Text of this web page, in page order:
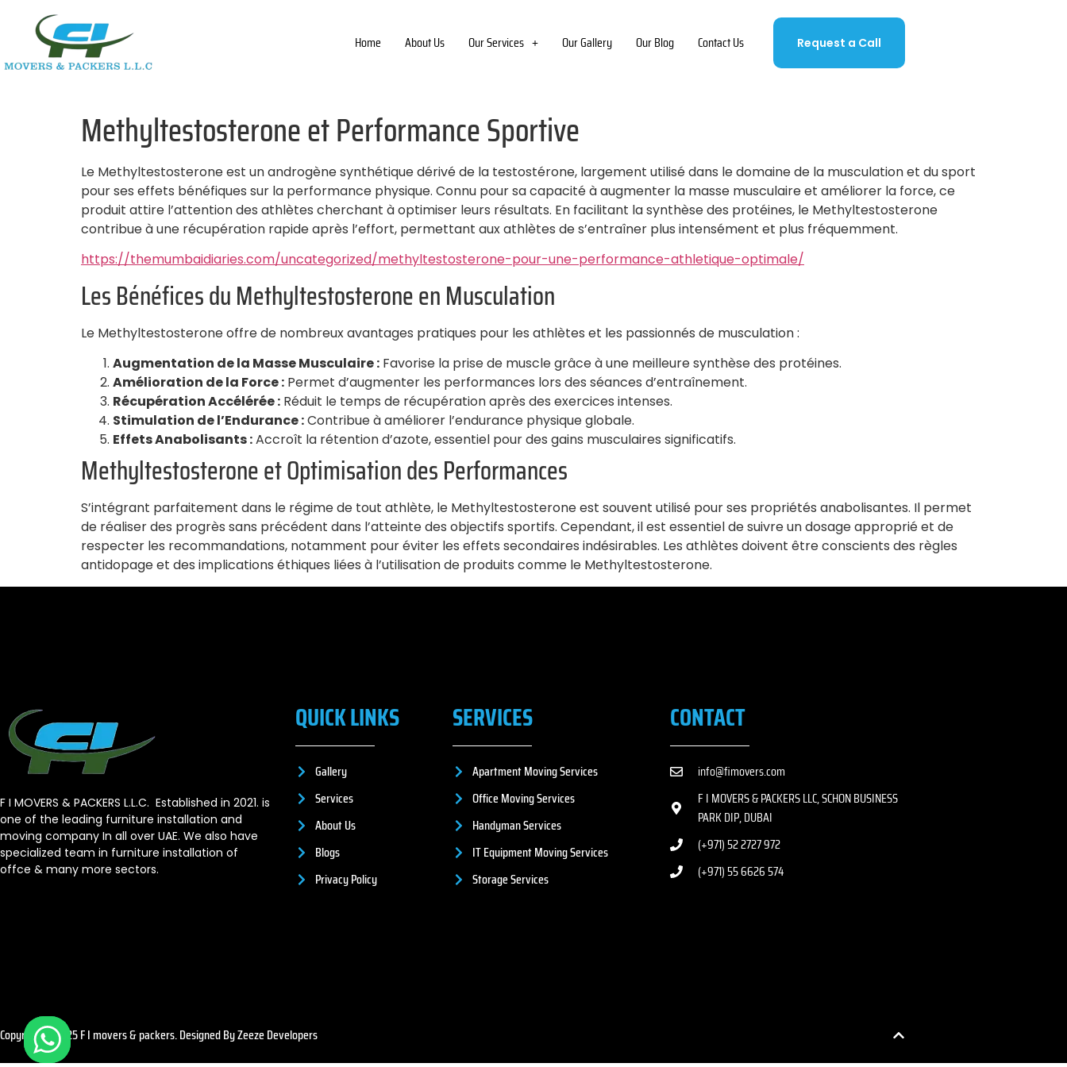
Home About Us Our Services Our Gallery Our Blog Contact Us Request a Call
Methyltestosterone et Performance Sportive
Le Methyltestosterone est un androgène synthétique dérivé de la testostérone, largement utilisé dans le domaine de la musculation et du sport
pour ses effets bénéfiques sur la performance physique. Connu pour sa capacité à augmenter la masse musculaire et améliorer la force, ce
produit attire l’attention des athlètes cherchant à optimiser leurs résultats. En facilitant la synthèse des protéines, le Methyltestosterone
contribue à une récupération rapide après l’effort, permettant aux athlètes de s’entraîner plus intensément et plus fréquemment.
https://themumbaidiaries.com/uncategorized/methyltestosterone-pour-une-performance-athletique-optimale/
Les Bénéfices du Methyltestosterone en Musculation
Le Methyltestosterone offre de nombreux avantages pratiques pour les athlètes et les passionnés de musculation :
Augmentation de la Masse Musculaire : Favorise la prise de muscle grâce à une meilleure synthèse des protéines.
Amélioration de la Force : Permet d’augmenter les performances lors des séances d’entraînement.
Récupération Accélérée : Réduit le temps de récupération après des exercices intenses.
Stimulation de l’Endurance :Contribue à améliorer l’endurance physique globale.
Effets Anabolisants :Accroît la rétention d’azote, essentiel pour des gains musculaires significatifs.
Methyltestosterone et Optimisation des Performances
S’intégrant parfaitement dans le régime de tout athlète, le Methyltestosterone est souvent utilisé pour ses propriétés anabolisantes. Il permet
de réaliser des progrès sans précédent dans l’atteinte des objectifs sportifs. Cependant, il est essentiel de suivre un dosage approprié et de
respecter les recommandations, notamment pour éviter les effets secondaires indésirables. Les athlètes doivent être conscients des règles
antidopage et des implications éthiques liées à l’utilisation de produits comme le Methyltestosterone.
F I MOVERS & PACKERS L.L.C. Established in 2021. is
one of the leading furniture installation and
moving company In all over UAE. We also have
specialized team in furniture installation of
offce & many more sectors.
QUICK LINKS
Gallery
Services
About Us
Blogs
Privacy Policy
SERVICES
Apartment Moving Services
Office Moving Services
Handyman Services
IT Equipment Moving Services
Storage Services
CONTACT
info@fimovers.com
F I MOVERS & PACKERS LLC, SCHON BUSINESS
PARK DIP, DUBAI
(+971) 52 2727 972
(+971) 55 6626 574
Copyright © 2025 F I movers & packers. Designed By Zeeze Developers